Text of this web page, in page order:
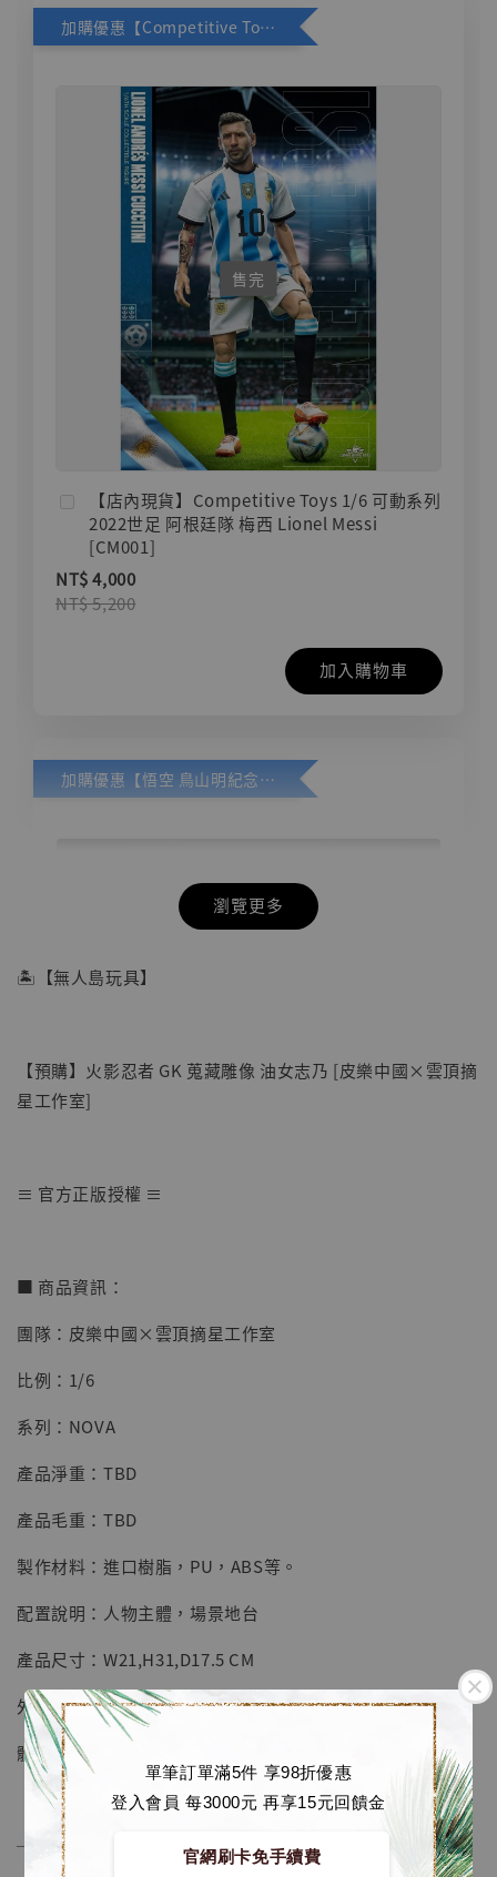
單筆訂單滿5件 享98折優惠
登入會員 每3000元 再享15元回饋金
官網刷卡免手續費
加購優惠【Competitive Toys 梅西 [CM001]】
售完
【店內現貨】Competitive Toys 1/6 可動系列
2022世足 阿根廷隊 梅西 Lionel Messi
[CM001]
NT$ 4,000
NT$ 5,200
加入購物車
加購優惠【悟空 鳥山明紀念款 [奇蹟工作室]】
明紀念款 [奇蹟工作室]
NT$ 5,580
瀏覽更多
🏝【無人島玩具】
【預購】火影忍者 GK 蒐藏雕像 油女志乃 [皮樂中國×雲頂摘
星工作室]
≡ 官方正版授權 ≡
■ 商品資訊：
團隊：皮樂中國×雲頂摘星工作室
比例：1/6
系列：NOVA
產品淨重：TBD
產品毛重：TBD
製作材料：進口樹脂，PU，ABS等。
配置說明：人物主體，場景地台
產品尺寸：W21,H31,D17.5 CM
外箱尺寸：TBD
體數：限時預定，永不再版
──────────────